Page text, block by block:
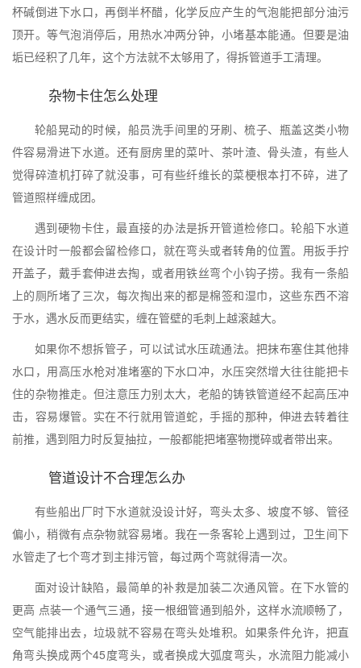
杯碱倒进下水口，再倒半杯醋，化学反应产生的气泡能把部分油污
顶开。等气泡消停后，用热水冲两分钟，小堵基本能通。但要是油
垢已经积了几年，这个方法就不太够用了，得拆管道手工清理。
杂物卡住怎么处理
轮船晃动的时候，船员洗手间里的牙刷、梳子、瓶盖这类小物
件容易滑进下水道。还有厨房里的菜叶、茶叶渣、骨头渣，有些人
觉得碎渣机打碎了就没事，可有些纤维长的菜梗根本打不碎，进了
管道照样缠成团。
遇到硬物卡住，最直接的办法是拆开管道检修口。轮船下水道
在设计时一般都会留检修口，就在弯头或者转角的位置。用扳手拧
开盖子，戴手套伸进去掏，或者用铁丝弯个小钩子捞。我有一条船
上的厕所堵了三次，每次掏出来的都是棉签和湿巾，这些东西不溶
于水，遇水反而更结实，缠在管壁的毛刺上越滚越大。
如果你不想拆管子，可以试试水压疏通法。把抹布塞住其他排
水口，用高压水枪对准堵塞的下水口冲，水压突然增大往往能把卡
住的杂物推走。但注意压力别太大，老船的铸铁管道经不起高压冲
击，容易爆管。实在不行就用管道蛇，手摇的那种，伸进去转着往
前推，遇到阻力时反复抽拉，一般都能把堵塞物搅碎或者带出来。
管道设计不合理怎么办
有些船出厂时下水道就没设计好，弯头太多、坡度不够、管径
偏小，稍微有点杂物就容易堵。我在一条客轮上遇到过，卫生间下
水管走了七个弯才到主排污管，每过两个弯就得清一次。
面对设计缺陷，最简单的补救是加装二次通风管。在下水管的
更高 点装一个通气三通，接一根细管通到船外，这样水流顺畅了，
空气能排出去，垃圾就不容易在弯头处堆积。如果条件允许，把直
角弯头换成两个45度弯头，或者换成大弧度弯头，水流阻力能减小